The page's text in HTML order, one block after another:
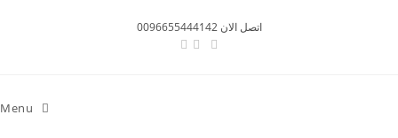
اتصل الان 0096655444142
Menu